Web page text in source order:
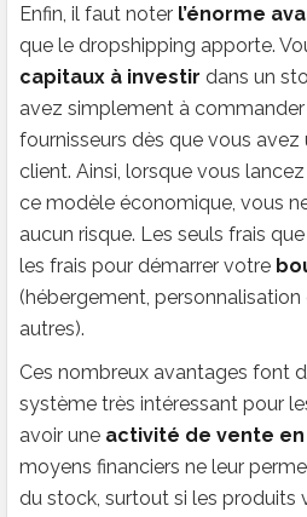
Enfin, il faut noter l’énorme
que le dropshipping apporte.
capitaux à investir dans un
avez simplement à
fournisseurs dès que vous avez
client. Ainsi, lorsque vous
ce modèle économique, vous
aucun risque. Les seuls frais
les frais pour démarrer votre
(hébergement,
autres).
Ces nombreux avantages font
système très intéressant pour
avoir une activité de vente
moyens financiers ne leur
du stock, surtout si les produits